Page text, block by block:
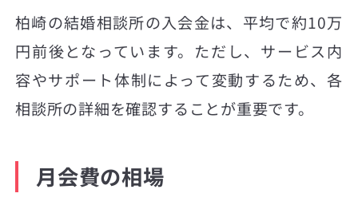
柏崎の結婚相談所の入会金は、平均で約10万
円前後となっています。ただし、サービス内
容やサポート体制によって変動するため、各
相談所の詳細を確認することが重要です。
月会費の相場